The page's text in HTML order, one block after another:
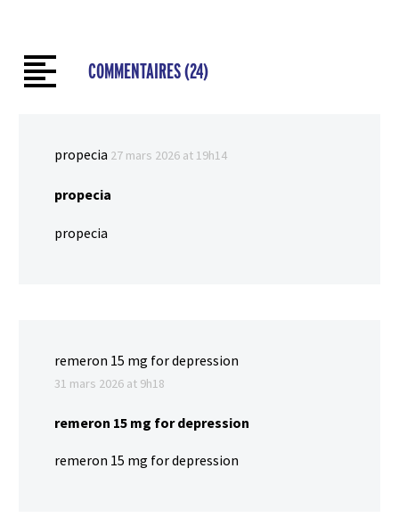
COMMENTAIRES(24)
propecia 27 mars 2026 at 19h14
propecia
propecia
remeron 15 mg for depression
31 mars 2026 at 9h18
remeron 15 mg for depression
remeron 15 mg for depression